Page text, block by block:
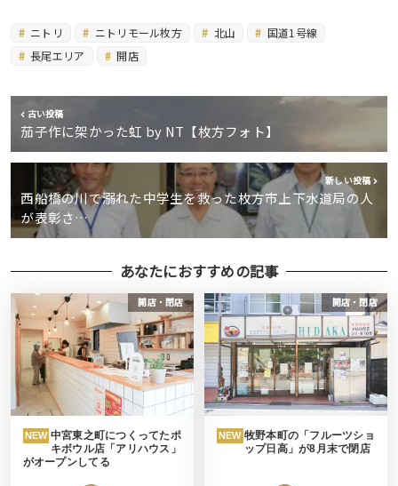
ニトリ ニトリモール枚方 北山
国道1号線
長尾エリア
開店
古い投稿
茄子作に架かった虹 by NT【枚方フォト】
新しい投稿
西船橋の川で溺れた中学生を救った枚方市上下水道局の人
が表彰さ…
あなたにおすすめの記事
開店・閉店
NEW 中宮東之町につくってたポ
キボウル店「アリハウス」
がオープンしてる
開店・閉店
NEW 牧野本町の「フルーツショ
ップ日高」が8月末で閉店